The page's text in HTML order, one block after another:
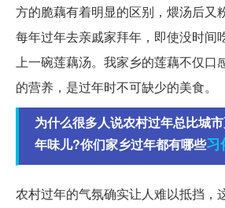
方的脆藕有着明显的区别，煨汤后又
每年过年去亲戚家拜年，即使没时间
上一碗莲藕汤。我家乡的莲藕不仅口
的营养，是过年时不可缺少的美食。
为什么很多人说农村过年总比城
年味儿?你们家乡过年都有哪些习
农村过年的气氛确实让人难以抵挡，